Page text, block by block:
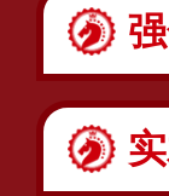
强
实